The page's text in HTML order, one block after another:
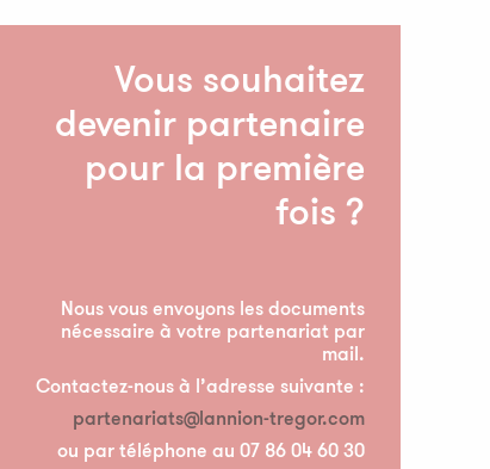
Vous souhaitez
devenir partenaire
pour la première
fois ?
Nous vous envoyons les documents
nécessaire à votre partenariat par
mail.
Contactez-nous à l’adresse suivante :
partenariats@lannion-tregor.com
ou par téléphone au 07 86 04 60 30